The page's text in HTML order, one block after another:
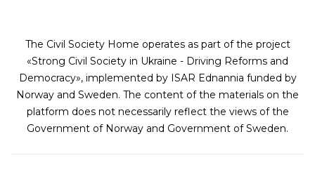
The Civil Society Home operates as part of the project
«Strong Civil Society in Ukraine - Driving Reforms and
Democracy», implemented by ISAR Ednannia funded by
Norway and Sweden. The content of the materials on the
platform does not necessarily reflect the views of the
Government of Norway and Government of Sweden.